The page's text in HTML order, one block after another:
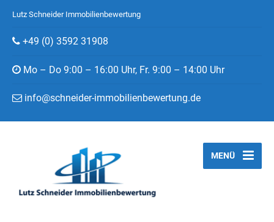
Lutz Schneider Immobilienbewertung
+49 (0) 3592 31908
Mo – Do 9:00 – 16:00 Uhr, Fr. 9:00 – 14:00 Uhr
info@schneider-immobilienbewertung.de
MENÜ